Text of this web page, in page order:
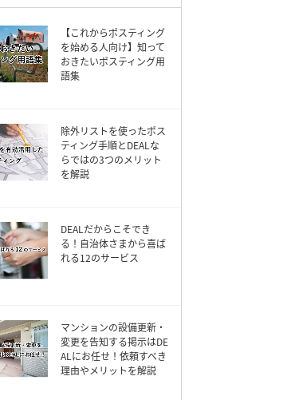
【これからポスティング
を始める人向け】知って
おきたいポスティング用
語集
除外リストを使ったポス
ティング手順とDEALな
らではの3つのメリット
を解説
DEALだからこそでき
る！自治体さまから喜ば
れる12のサービス
マンションの設備更新・
変更を告知する掲示はDE
ALにお任せ！依頼すべき
理由やメリットを解説